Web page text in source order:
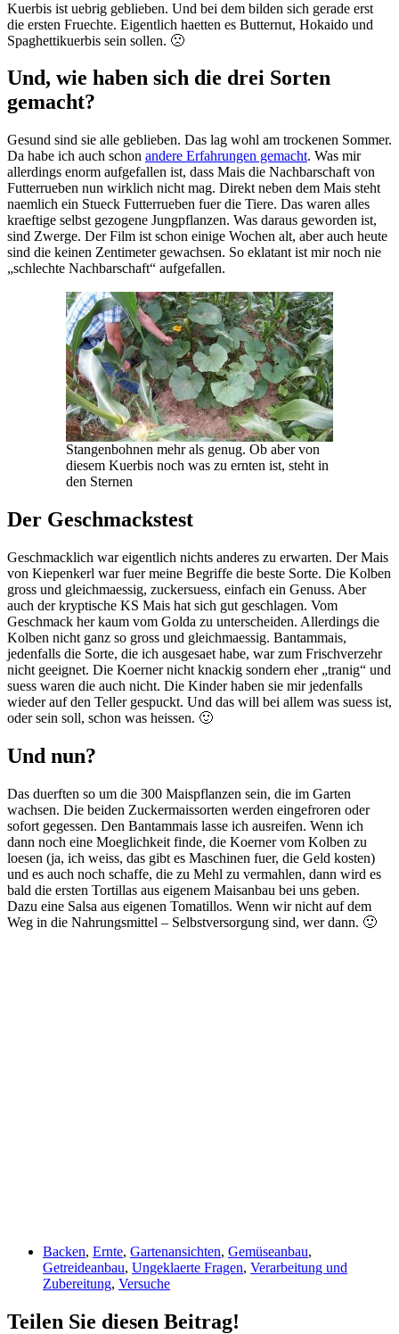
Kuerbis ist uebrig geblieben. Und bei dem bilden sich gerade erst
die ersten Fruechte. Eigentlich haetten es Butternut, Hokaido und
Spaghettikuerbis sein sollen. 🙁
Und, wie haben sich die drei Sorten
gemacht?
Gesund sind sie alle geblieben. Das lag wohl am trockenen Sommer.
Da habe ich auch schon andere Erfahrungen gemacht. Was mir
allerdings enorm aufgefallen ist, dass Mais die Nachbarschaft von
Futterrueben nun wirklich nicht mag. Direkt neben dem Mais steht
naemlich ein Stueck Futterrueben fuer die Tiere. Das waren alles
kraeftige selbst gezogene Jungpflanzen. Was daraus geworden ist,
sind Zwerge. Der Film ist schon einige Wochen alt, aber auch heute
sind die keinen Zentimeter gewachsen. So eklatant ist mir noch nie
„schlechte Nachbarschaft“ aufgefallen.
Stangenbohnen mehr als genug. Ob aber von
diesem Kuerbis noch was zu ernten ist, steht in
den Sternen
Der Geschmackstest
Geschmacklich war eigentlich nichts anderes zu erwarten. Der Mais
von Kiepenkerl war fuer meine Begriffe die beste Sorte. Die Kolben
gross und gleichmaessig, zuckersuess, einfach ein Genuss. Aber
auch der kryptische KS Mais hat sich gut geschlagen. Vom
Geschmack her kaum vom Golda zu unterscheiden. Allerdings die
Kolben nicht ganz so gross und gleichmaessig. Bantammais,
jedenfalls die Sorte, die ich ausgesaet habe, war zum Frischverzehr
nicht geeignet. Die Koerner nicht knackig sondern eher „tranig“ und
suess waren die auch nicht. Die Kinder haben sie mir jedenfalls
wieder auf den Teller gespuckt. Und das will bei allem was suess ist,
oder sein soll, schon was heissen. 🙂
Und nun?
Das duerften so um die 300 Maispflanzen sein, die im Garten
wachsen. Die beiden Zuckermaissorten werden eingefroren oder
sofort gegessen. Den Bantammais lasse ich ausreifen. Wenn ich
dann noch eine Moeglichkeit finde, die Koerner vom Kolben zu
loesen (ja, ich weiss, das gibt es Maschinen fuer, die Geld kosten)
und es auch noch schaffe, die zu Mehl zu vermahlen, dann wird es
bald die ersten Tortillas aus eigenem Maisanbau bei uns geben.
Dazu eine Salsa aus eigenen Tomatillos. Wenn wir nicht auf dem
Weg in die Nahrungsmittel – Selbstversorgung sind, wer dann. 🙂
Backen, Ernte, Gartenansichten, Gemüseanbau,
Getreideanbau, Ungeklaerte Fragen, Verarbeitung und
Zubereitung, Versuche
Teilen Sie diesen Beitrag!